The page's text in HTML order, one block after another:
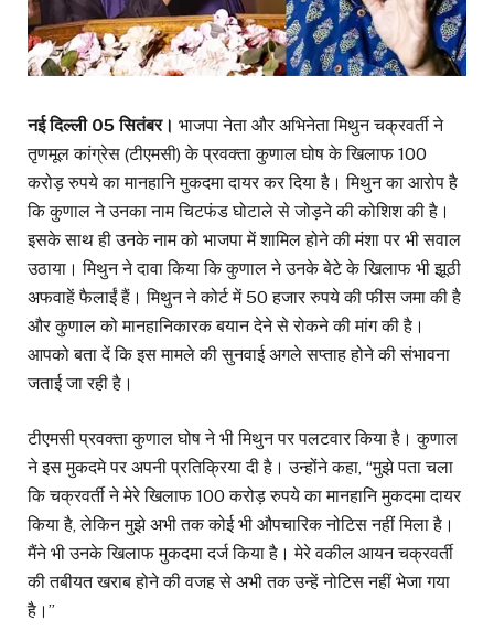
नई दिल्ली 05 सितंबर। भाजपा नेता और अभिनेता मिथुन चक्रवर्ती ने
तृणमूल कांग्रेस (टीएमसी) के प्रवक्ता कुणाल घोष के खिलाफ 100
करोड़ रुपये का मानहानि मुकदमा दायर कर दिया है। मिथुन का आरोप है
कि कुणाल ने उनका नाम चिटफंड घोटाले से जोड़ने की कोशिश की है।
इसके साथ ही उनके नाम को भाजपा में शामिल होने की मंशा पर भी सवाल
उठाया। मिथुन ने दावा किया कि कुणाल ने उनके बेटे के खिलाफ भी झूठी
अफवाहें फैलाईं हैं। मिथुन ने कोर्ट में 50 हजार रुपये की फीस जमा की है
और कुणाल को मानहानिकारक बयान देने से रोकने की मांग की है।
आपको बता दें कि इस मामले की सुनवाई अगले सप्ताह होने की संभावना
जताई जा रही है।
टीएमसी प्रवक्ता कुणाल घोष ने भी मिथुन पर पलटवार किया है। कुणाल
ने इस मुकदमे पर अपनी प्रतिक्रिया दी है। उन्होंने कहा, “मुझे पता चला
कि चक्रवर्ती ने मेरे खिलाफ 100 करोड़ रुपये का मानहानि मुकदमा दायर
किया है, लेकिन मुझे अभी तक कोई भी औपचारिक नोटिस नहीं मिला है।
मैंने भी उनके खिलाफ मुकदमा दर्ज किया है। मेरे वकील आयन चक्रवर्ती
की तबीयत खराब होने की वजह से अभी तक उन्हें नोटिस नहीं भेजा गया
है।”